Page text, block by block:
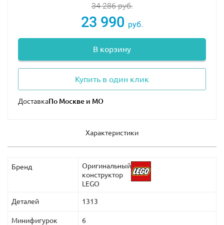
34 286руб.
23 990 руб.
В корзину
Купить в один клик
Доставка
Характеристики
Бренд
Оригинальный
конструктор
LEGO
Деталей 1313
Минифигурок 6